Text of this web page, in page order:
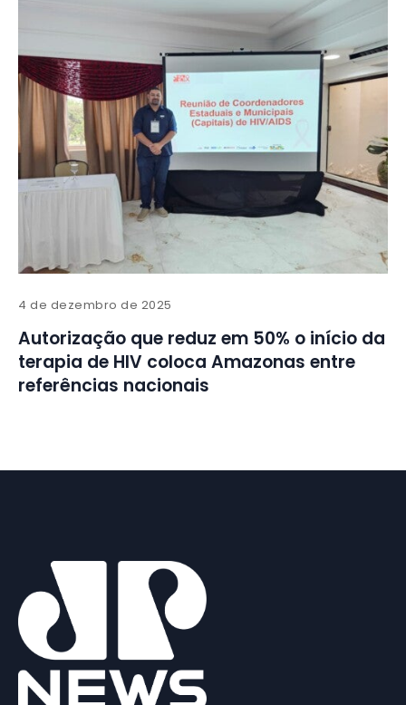
4 de dezembro de 2025
Autorização que reduz em 50% o início da
terapia de HIV coloca Amazonas entre
referências nacionais